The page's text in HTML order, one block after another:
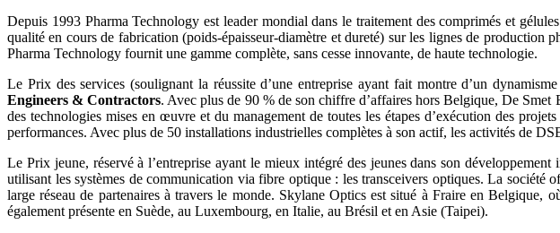
Depuis 1993 Pharma Technology est leader mondial dans le traitement des comprimés et
qualité en cours de fabrication (poids-épaisseur-diamètre et dureté) sur les lignes de
Pharma Technology fournit une gamme complète, sans cesse innovante, de haute technologie.
Le Prix des services (soulignant la réussite d’une entreprise ayant fait montre d’un
Engineers & Contractors. Avec plus de 90 % de son chiffre d’affaires hors Belgique, De
des technologies mises en œuvre et du management de toutes les étapes d’exécution des
performances. Avec plus de 50 installations industrielles complètes à son actif, les activités de
Le Prix jeune, réservé à l’entreprise ayant le mieux intégré des jeunes dans son
utilisant les systèmes de communication via fibre optique : les transceivers optiques. La société
large réseau de partenaires à travers le monde. Skylane Optics est situé à Fraire en Belgique,
également présente en Suède, au Luxembourg, en Italie, au Brésil et en Asie (Taipei).